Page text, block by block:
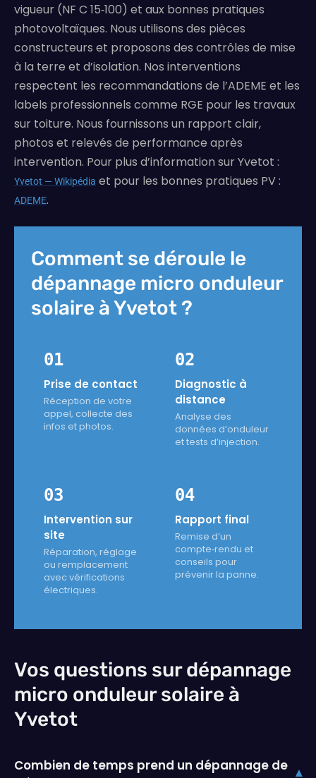
vigueur (NF C 15‑100) et aux bonnes pratiques
photovoltaïques. Nous utilisons des pièces
constructeurs et proposons des contrôles de mise
à la terre et d’isolation. Nos interventions
respectent les recommandations de l’ADEME et les
labels professionnels comme RGE pour les travaux
sur toiture. Nous fournissons un rapport clair,
photos et relevés de performance après
intervention. Pour plus d’information sur Yvetot :
Yvetot — Wikipédia et pour les bonnes pratiques PV :
ADEME.
Comment se déroule le
dépannage micro onduleur
solaire à Yvetot ?
01
Prise de contact
Réception de votre
appel, collecte des
infos et photos.
02
Diagnostic à
distance
Analyse des
données d’onduleur
et tests d’injection.
03
Intervention sur
site
Réparation, réglage
ou remplacement
avec vérifications
électriques.
04
Rapport final
Remise d’un
compte‑rendu et
conseils pour
prévenir la panne.
Vos questions sur dépannage
micro onduleur solaire à
Yvetot
Combien de temps prend un dépannage de